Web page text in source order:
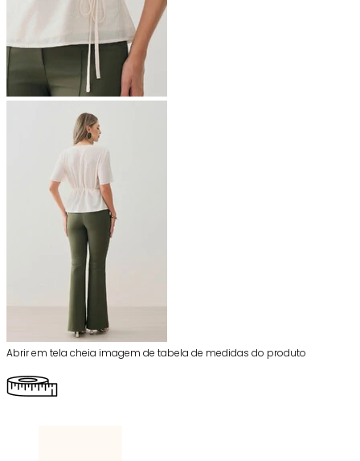
Abrir em tela cheia imagem de tabela de medidas do produto